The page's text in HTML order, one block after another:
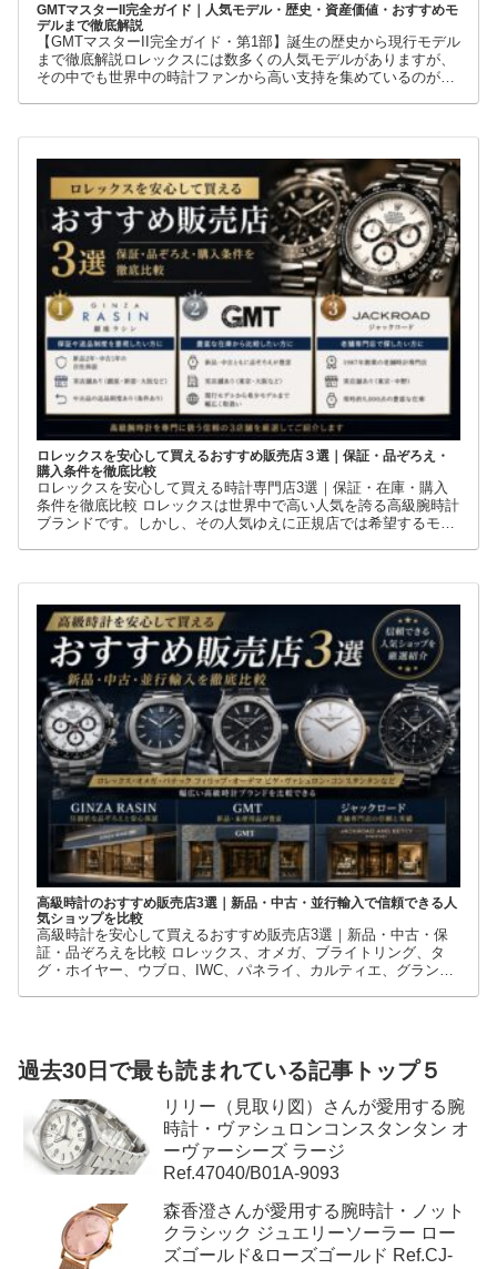
GMTマスターII完全ガイド｜人気モデル・歴史・資産価値・おすすめモ
デルまで徹底解説
【GMTマスターII完全ガイド・第1部】誕生の歴史から現行モデル
まで徹底解説ロレックスには数多くの人気モデルがありますが、
その中でも世界中の時計ファンから高い支持を集めているのが
ロレックスを安心して買えるおすすめ販売店３選｜保証・品ぞろえ・
購入条件を徹底比較
ロレックスを安心して買える時計専門店3選｜保証・在庫・購入
条件を徹底比較 ロレックスは世界中で高い人気を誇る高級腕時計
ブランドです。しかし、その人気ゆえに正規店では希望するモデ
高級時計のおすすめ販売店3選｜新品・中古・並行輸入で信頼できる人
気ショップを比較
高級時計を安心して買えるおすすめ販売店3選｜新品・中古・保
証・品ぞろえを比較 ロレックス、オメガ、ブライトリング、タ
グ・ホイヤー、ウブロ、IWC、パネライ、カルティエ、グランド
過去30日で最も読まれている記事トップ５
リリー（見取り図）さんが愛用する腕
時計・ヴァシュロンコンスタンタン オ
ーヴァーシーズ ラージ
Ref.47040/B01A-9093
森香澄さんが愛用する腕時計・ノット
クラシック ジュエリーソーラー ロー
ズゴールド&ローズゴールド Ref.CJ-